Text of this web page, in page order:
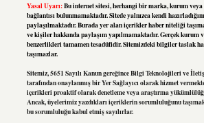
Yasal Uyarı:Bu internet sitesi, herhangi bir marka, kurum
bağlantısı bulunmamaktadır. Sitede yalnızca kendi
paylaşılmaktadır. Burada yer alan içerikler haber niteliği
ve kişiler hakkında paylaşım yapılmamaktadır. Gerçek kurum
benzerlikleri tamamen tesadüfidir. Sitemizdeki bilgiler taslak
taşımazlar.
Sitemiz, 5651 Sayılı Kanun gereğince Bilgi Teknolojileri ve
tarafından onaylanmış bir Yer Sağlayıcı olarak hizmet
içerikleri proaktif olarak denetleme veya araştırma
Ancak, üyelerimiz yazdıkları içeriklerin sorumluluğunu
bu sorumluluğu kabul etmiş sayılırlar.